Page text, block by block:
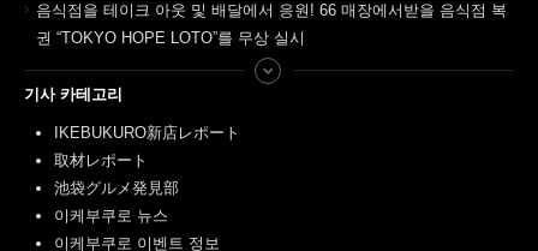
음식점을 테이크 아웃 및 배달에서 응원! 66 매장에서받을 음식점 복
권 “TOKYO HOPE LOTO”를 무상 실시
기사 카테고리
IKEBUKURO新店レポート
取材レポート
池袋グルメ発見部
이케부쿠로 뉴스
이케부쿠로 이벤트 정보